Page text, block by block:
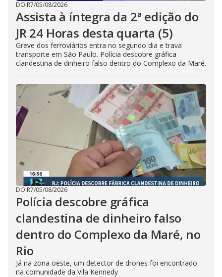
DO R7/05/08/2026
Assista à íntegra da 2ª edição do
JR 24 Horas desta quarta (5)
Greve dos ferroviários entra no segundo dia e trava
transporte em São Paulo. Polícia descobre gráfica
clandestina de dinheiro falso dentro do Complexo da Maré.
DO R7/05/08/2026
Polícia descobre gráfica
clandestina de dinheiro falso
dentro do Complexo da Maré, no
Rio
Já na zona oeste, um detector de drones foi encontrado
na comunidade da Vila Kennedy